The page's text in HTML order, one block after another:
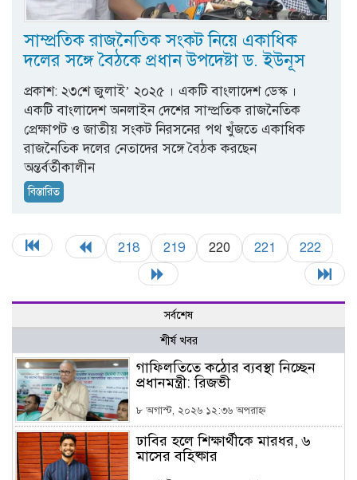
সাম্প্রতিক রাজনৈতিক সংকট নিয়ে একাধিক
দলের সঙ্গে বৈঠকে প্রধান উপদেষ্টা ড. ইউনূস
প্রকাশ: ২৩শে জুলাই’ ২০২৫ । একটি বাংলাদেশ ডেস্ক ।
একটি বাংলাদেশ অনলাইন দেশের সাম্প্রতিক রাজনৈতিক
প্রেক্ষাপট ও জাতীয় সংকট নিরসনের পথ খুঁজতে একাধিক
রাজনৈতিক দলের নেতাদের সঙ্গে বৈঠক করছেন
অন্তর্বর্তীকালীন
বিস্তারিত
218 219 220 221 222
সর্বশেষ
শীর্ষ খবর
গাফিলতিতে কঠোর ব্যবস্থা নিচ্ছেন
প্রধানমন্ত্রী: রিজভী
৮ অগাস্ট, ২০২৬ ১২:৩৬ অপরাহ্ন
ঢাবির হলে শিক্ষার্থীকে মারধর, ৬
মাসের বহিষ্কার